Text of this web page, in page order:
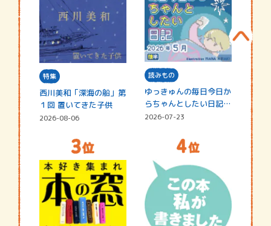
特集
西川美和「深海の船」第
１回 置いてきた子供
2026-08-06
読みもの
ゆっきゅんの毎日今日か
らちゃんとしたい日記
☆202…
2026-07-23